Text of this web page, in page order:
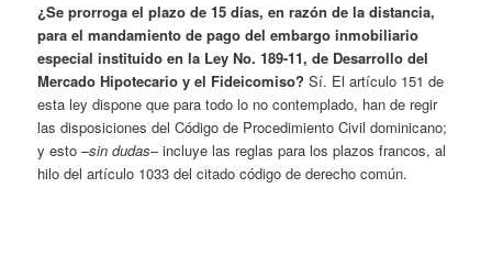
¿Se prorroga el plazo de 15 días, en razón de la distancia,
para el mandamiento de pago del embargo inmobiliario
especial instituido en la Ley No. 189-11, de Desarrollo del
Mercado Hipotecario y el Fideicomiso?Sí. El artículo 151 de
esta ley dispone que para todo lo no contemplado, han de regir
las disposiciones del Código de Procedimiento Civil dominicano;
y esto –sin dudas– incluye las reglas para los plazos francos, al
hilo del artículo 1033 del citado código de derecho común.